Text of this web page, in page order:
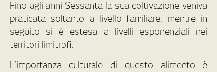
Fino agli anni Sessanta la sua coltivazione veniva
praticata soltanto a livello familiare, mentre in
seguito si è estesa a livelli esponenziali nei
territori limitrofi.
L’importanza culturale di questo alimento è